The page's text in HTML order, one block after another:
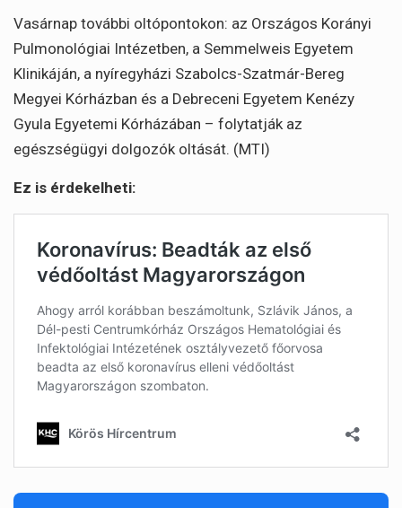
Vasárnap további oltópontokon: az Országos Korányi
Pulmonológiai Intézetben, a Semmelweis Egyetem
Klinikáján, a nyíregyházi Szabolcs-Szatmár-Bereg
Megyei Kórházban és a Debreceni Egyetem Kenézy
Gyula Egyetemi Kórházában – folytatják az
egészségügyi dolgozók oltását. (MTI)
Ez is érdekelheti: